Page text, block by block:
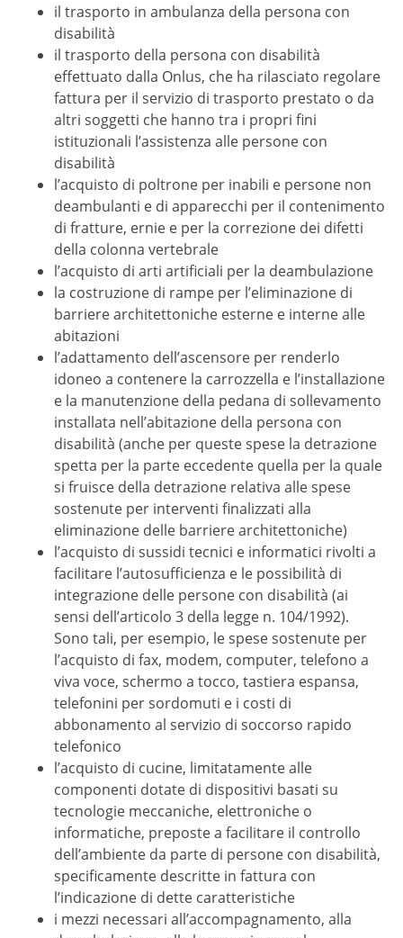
il trasporto in ambulanza della persona con
disabilità
il trasporto della persona con disabilità
effettuato dalla Onlus, che ha rilasciato regolare
fattura per il servizio di trasporto prestato o da
altri soggetti che hanno tra i propri fini
istituzionali l’assistenza alle persone con
disabilità
l’acquisto di poltrone per inabili e persone non
deambulanti e di apparecchi per il contenimento
di fratture, ernie e per la correzione dei difetti
della colonna vertebrale
l’acquisto di arti artificiali per la deambulazione
la costruzione di rampe per l’eliminazione di
barriere architettoniche esterne e interne alle
abitazioni
l’adattamento dell’ascensore per renderlo
idoneo a contenere la carrozzella e l’installazione
e la manutenzione della pedana di sollevamento
installata nell’abitazione della persona con
disabilità (anche per queste spese la detrazione
spetta per la parte eccedente quella per la quale
si fruisce della detrazione relativa alle spese
sostenute per interventi finalizzati alla
eliminazione delle barriere architettoniche)
l’acquisto di sussidi tecnici e informatici rivolti a
facilitare l’autosufficienza e le possibilità di
integrazione delle persone con disabilità (ai
sensi dell’articolo 3 della legge n. 104/1992).
Sono tali, per esempio, le spese sostenute per
l’acquisto di fax, modem, computer, telefono a
viva voce, schermo a tocco, tastiera espansa,
telefonini per sordomuti e i costi di
abbonamento al servizio di soccorso rapido
telefonico
l’acquisto di cucine, limitatamente alle
componenti dotate di dispositivi basati su
tecnologie meccaniche, elettroniche o
informatiche, preposte a facilitare il controllo
dell’ambiente da parte di persone con disabilità,
specificamente descritte in fattura con
l’indicazione di dette caratteristiche
i mezzi necessari all’accompagnamento, alla